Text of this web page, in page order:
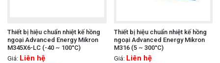
Thiết bị hiệu chuẩn nhiệt kế hồng
ngoại Advanced Energy Mikron
M345X6-LC (-40 ~ 100°C)
Giá: Liên hệ
Thiết bị hiệu chuẩn nhiệt kế hồng
ngoại Advanced Energy Mikron
M316 (5 ~ 300°C)
Giá: Liên hệ